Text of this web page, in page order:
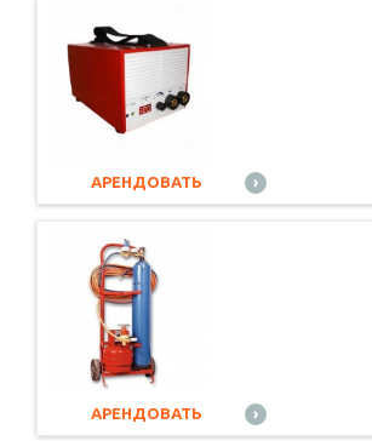
АРЕНДОВАТЬ
АРЕНДОВАТЬ